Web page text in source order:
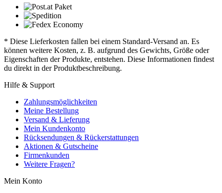
* Diese Lieferkosten fallen bei einem Standard-Versand an. Es
können weitere Kosten, z. B. aufgrund des Gewichts, Größe oder
Eigenschaften der Produkte, entstehen. Diese Informationen findest
du direkt in der Produktbeschreibung.
Hilfe & Support
Zahlungsmöglichkeiten
Meine Bestellung
Versand & Lieferung
Mein Kundenkonto
Rücksendungen & Rückerstattungen
Aktionen & Gutscheine
Firmenkunden
Weitere Fragen?
Mein Konto